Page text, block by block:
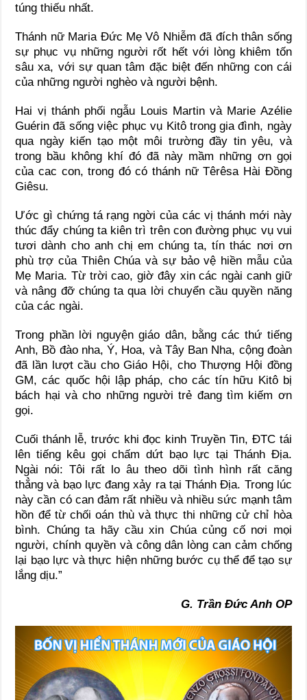
túng thiếu nhất.
Thánh nữ Maria Đức Mẹ Vô Nhiễm đã đích thân sống
sự phục vụ những người rốt hết với lòng khiêm tốn
sâu xa, với sự quan tâm đặc biệt đến những con cái
của những người nghèo và người bệnh.
Hai vị thánh phối ngẫu Louis Martin và Marie Azélie
Guérin đã sống việc phục vụ Kitô trong gia đình, ngày
qua ngày kiến tạo một môi trường đầy tin yêu, và
trong bầu không khí đó đã này mầm những ơn gọi
của cac con, trong đó có thánh nữ Têrêsa Hài Đồng
Giêsu.
Ước gì chứng tá rạng ngời của các vị thánh mới này
thúc đẩy chúng ta kiên trì trên con đường phục vụ vui
tươi dành cho anh chị em chúng ta, tín thác nơi ơn
phù trợ của Thiên Chúa và sự bảo vệ hiền mẫu của
Mẹ Maria. Từ trời cao, giờ đây xin các ngài canh giữ
và nâng đỡ chúng ta qua lời chuyển cầu quyền năng
của các ngài.
Trong phần lời nguyện giáo dân, bằng các thứ tiếng
Anh, Bồ đào nha, Ý, Hoa, và Tây Ban Nha, cộng đoàn
đã lần lượt cầu cho Giáo Hội, cho Thượng Hội đồng
GM, các quốc hội lập pháp, cho các tín hữu Kitô bị
bách hại và cho những người trẻ đang tìm kiếm ơn
gọi.
Cuối thánh lễ, trước khi đọc kinh Truyền Tin, ĐTC tái
lên tiếng kêu gọi chấm dứt bạo lực tại Thánh Địa.
Ngài nói: Tôi rất lo âu theo dõi tình hình rất căng
thẳng và bạo lực đang xảy ra tại Thánh Địa. Trong lúc
này cần có can đảm rất nhiều và nhiều sức mạnh tâm
hồn để từ chối oán thù và thực thi những cử chỉ hòa
bình. Chúng ta hãy cầu xin Chúa củng cố nơi mọi
người, chính quyền và công dân lòng can cảm chống
lại bạo lực và thực hiện những bước cụ thể để tạo sự
lắng dịu.”
G. Trần Đức Anh OP